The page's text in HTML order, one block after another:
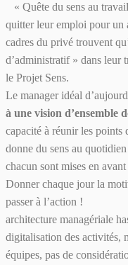
« Quête du sens au
quitter leur emploi pour un
cadres du privé trouvent
d’administratif » dans leur
le Projet Sens.
Le manager idéal
à une vision d’ensemble
capacité à réunir les points
donne du sens au
chacun sont mises en
Donner chaque jour la
passer à l’action !
architecture managériale
digitalisation des activités,
équipes, pas de